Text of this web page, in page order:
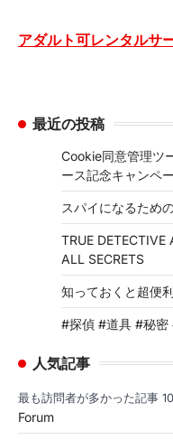
アダルト可レンタルサ
最近の投稿
Cookie同意管理ツ
ース記念キャンペ
スパイになるため
TRUE DETECTIVE
ALL SECRETS
知っておくと超便
#探偵 #道具 #秘密
人気記事
最も訪問者が多かった記事
Forum